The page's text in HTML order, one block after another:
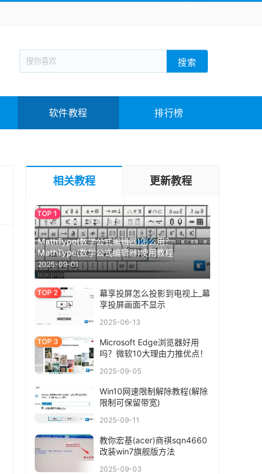
新闻阅读 旅游出行 生活实用
回合网游 战棋游戏 枪战射击
教育教学 游戏娱乐 系统软件 素材下载
搜索
软件教程 排行榜
相关教程 更新教程
MathType(数学公式编辑器)怎么用？
MathType(数学公式编辑器)使用教程
2025-09-01
幕享投屏怎么投影到电视上_幕
享投屏画面不显示
2025-06-13
Microsoft Edge浏览器好用
吗？微软10大理由力推优点！
2025-09-05
Win10网速限制解除教程(解除
限制可保留带宽)
2025-09-11
教你宏基(acer)商祺sqn4660
改装win7旗舰版方法
2025-09-03